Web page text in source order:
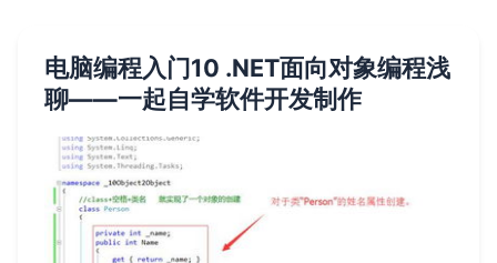
电脑编程入门10 .NET面向对象编程浅
聊——一起自学软件开发制作